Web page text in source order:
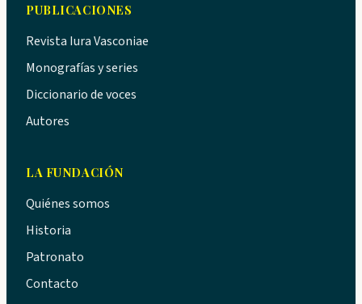
PUBLICACIONES
Revista Iura Vasconiae
Monografías y series
Diccionario de voces
Autores
LA FUNDACIÓN
Quiénes somos
Historia
Patronato
Contacto